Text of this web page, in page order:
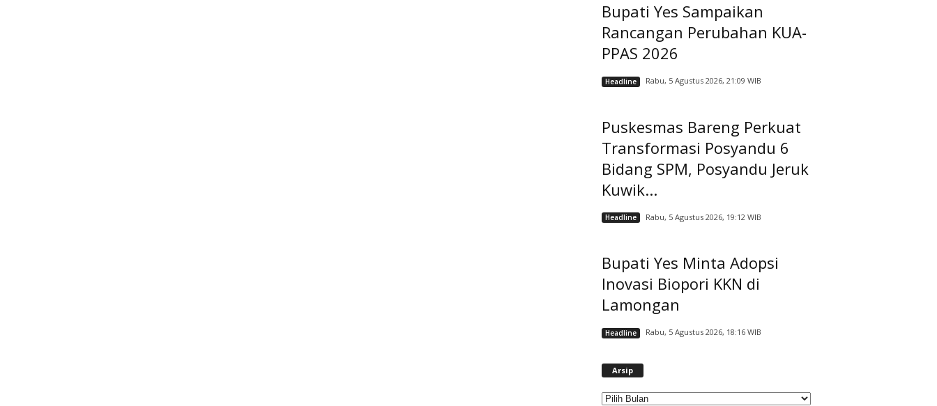
Bupati Yes Sampaikan
Rancangan Perubahan KUA-
PPAS 2026
Headline Rabu, 5 Agustus 2026, 21:09 WIB
Puskesmas Bareng Perkuat
Transformasi Posyandu 6
Bidang SPM, Posyandu Jeruk
Kuwik...
Headline Rabu, 5 Agustus 2026, 19:12 WIB
Bupati Yes Minta Adopsi
Inovasi Biopori KKN di
Lamongan
Headline Rabu, 5 Agustus 2026, 18:16 WIB
Arsip
i